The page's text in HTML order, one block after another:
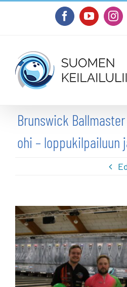
FacebookYouTube
Brunswick
ohi – loppukilpailuun
Katso
kuvaa
isompana